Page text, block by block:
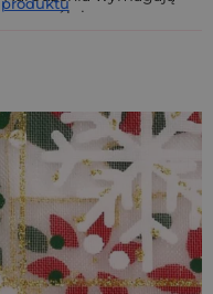
mocno o
i prezenty, my zaś
po
woreczki
na spakowanie
go słodkimi
stylową biżuterią, a
- w końcu święta to